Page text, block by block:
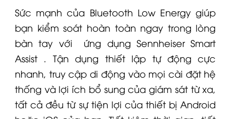
bạn kiểm soát hoàn toàn ngay trong lòng
bàn tay với ứng dụng Sennheiser Smart
Assist . Tận dụng thiết lập tự động cực
nhanh, truy cập di động vào mọi cài đặt hệ
thống và lợi ích bổ sung của giám sát từ xa,
tất cả đều từ sự tiện lợi của thiết bị Android
hoặc iOS của bạn. Tiết kiệm thời gian, tiết